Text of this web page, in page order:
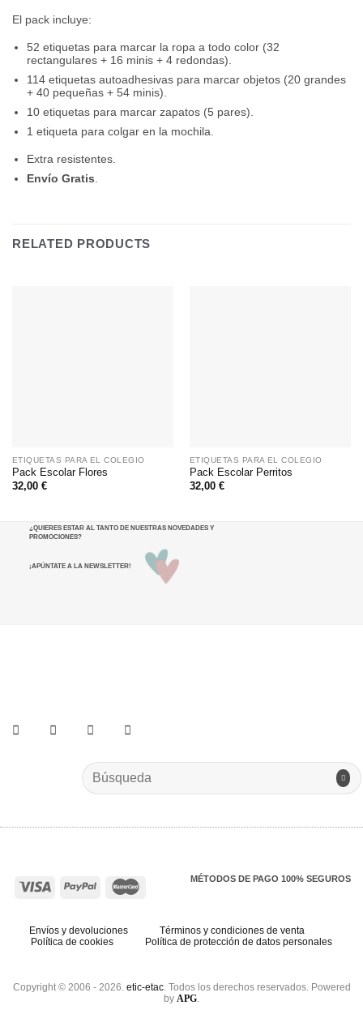
El pack incluye:
52 etiquetas para marcar la ropa a todo color (32
rectangulares + 16 minis + 4 redondas).
114 etiquetas autoadhesivas para marcar objetos (20 grandes
+ 40 pequeñas + 54 minis).
10 etiquetas para marcar zapatos (5 pares).
1 etiqueta para colgar en la mochila.
Extra resistentes.
Envío Gratis
RELATED PRODUCTS
ETIQUETAS PARA EL COLEGIO
Pack Escolar Flores
32,00 €
ETIQUETAS PARA EL COLEGIO
Pack Escolar Perritos
32,00 €
¿QUIERES ESTAR AL TANTO DE NUESTRAS NOVEDADES Y
PROMOCIONES?
¡APÚNTATE A LA NEWSLETTER!
Search
for:
MÉTODOS DE PAGO 100% SEGUROS
Envíos y devoluciones
Términos y condiciones de venta
Política de cookies
Política de protección de datos personales
Copyright © 2006 - 2026. etic-etac. Todos los derechos reservados. Powered
by APG.